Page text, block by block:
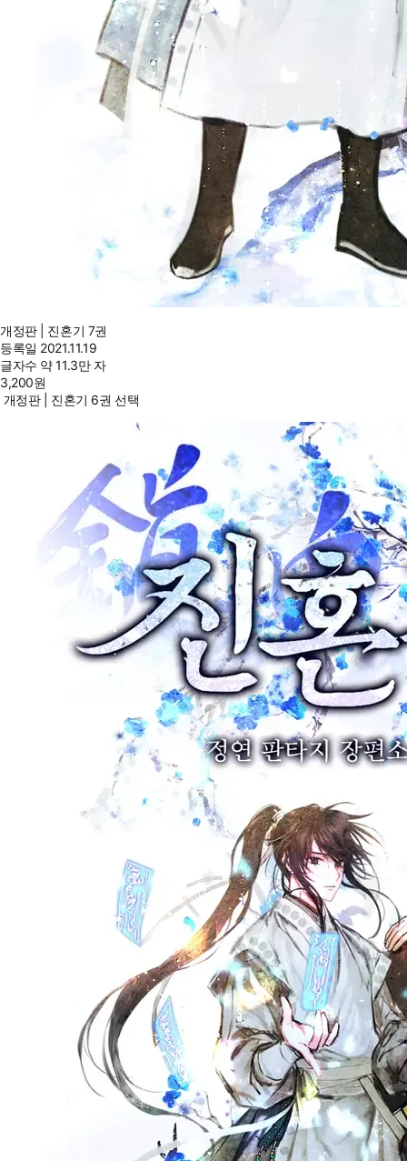
개정판 | 진혼기 7권
등록일 2021.11.19
글자수 약 11.3만 자
3,200원
개정판 | 진혼기 6권 선택